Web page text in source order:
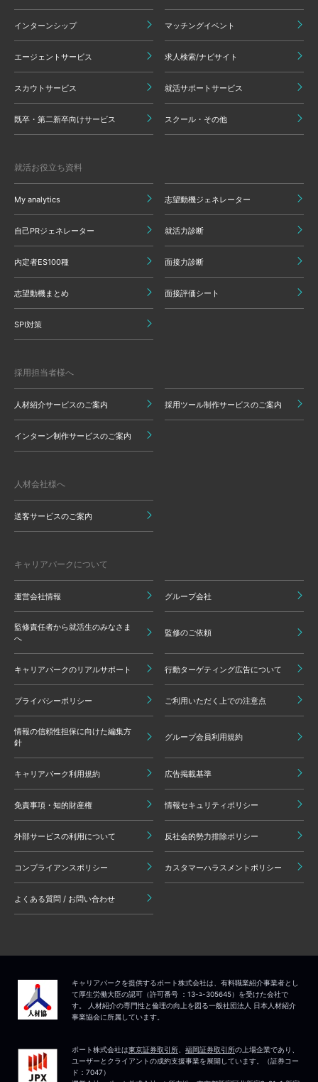
インターンシップ マッチングイベント
エージェントサービス 求人検索/ナビサイト
スカウトサービス 就活サポートサービス
既卒・第二新卒向けサービス スクール・その他
就活お役立ち資料
My analytics 志望動機ジェネレーター
自己PRジェネレーター 就活力診断
内定者ES100種 面接力診断
志望動機まとめ 面接評価シート
SPI対策
採用担当者様へ
人材紹介サービスのご案内 採用ツール制作サービスのご案内
インターン制作サービスのご案内
人材会社様へ
送客サービスのご案内
キャリアパークについて
運営会社情報 グループ会社
監修責任者から就活生のみなさま
へ
監修のご依頼
キャリアパークのリアルサポート 行動ターゲティング広告について
プライバシーポリシー ご利用いただく上での注意点
情報の信頼性担保に向けた編集方
針
グループ会員利用規約
キャリアパーク利用規約 広告掲載基準
免責事項・知的財産権 情報セキュリティポリシー
外部サービスの利用について 反社会的勢力排除ポリシー
コンプライアンスポリシー カスタマーハラスメントポリシー
よくある質問 / お問い合わせ